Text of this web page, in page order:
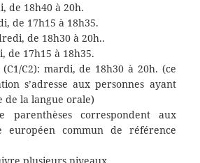
de 18h40 à 20h.
de 17h15 à 18h35.
de 18h30 à 20h..
de 17h15 à 18h35.
C2): mardi, de 18h30 à 20h. (ce
s’adresse aux personnes ayant
de la langue orale)
parenthèses correspondent aux
européen commun de référence